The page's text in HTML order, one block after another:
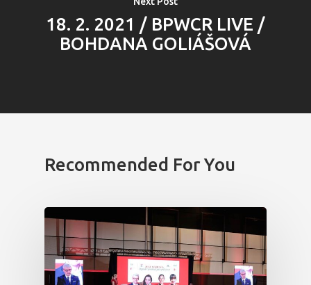
18. 2. 2021 / BPWCR LIVE /
BOHDANA GOLIÁŠOVÁ
Recommended For You